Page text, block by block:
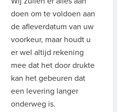
doen om te voldoen aan
de afleverdatum van uw
voorkeur, maar houdt u
er wel altijd rekening
mee dat het door drukte
kan het gebeuren dat
een levering langer
onderweg is.